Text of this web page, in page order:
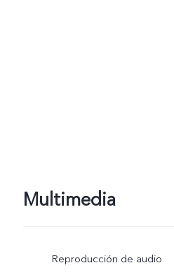
Multimedia
Reproducción de audio